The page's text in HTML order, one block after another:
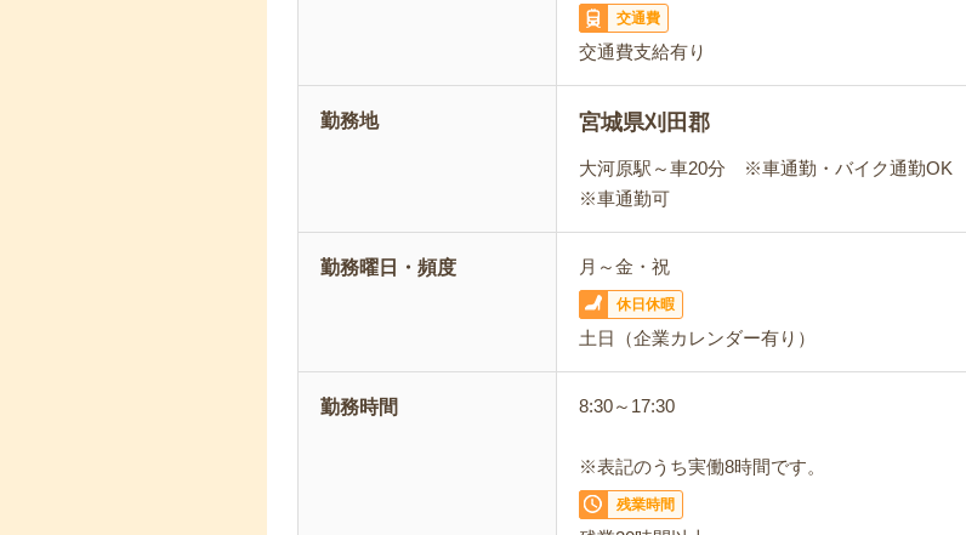
交通費
交通費支給有り
勤務地 宮城県刈田郡
大河原駅～車20分 ※車通勤・バイク通勤OK
※車通勤可
勤務曜日・頻度 月～金・祝
休日休暇
土日（企業カレンダー有り）
勤務時間 8:30～17:30
※表記のうち実働8時間です。
残業時間